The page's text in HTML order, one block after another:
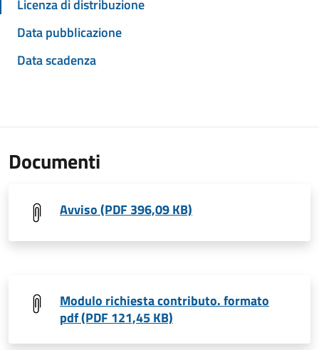
Licenza di distribuzione
Data pubblicazione
Data scadenza
Documenti
Avviso (PDF 396,09 KB)
Modulo richiesta contributo. formato
pdf (PDF 121,45 KB)